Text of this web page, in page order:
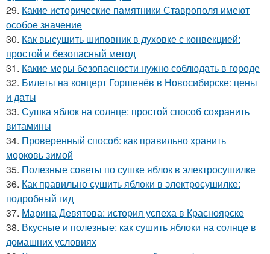
29. Какие исторические памятники Ставрополя имеют
особое значение
30. Как высушить шиповник в духовке с конвекцией:
простой и безопасный метод
31. Какие меры безопасности нужно соблюдать в городе
32. Билеты на концерт Горшенёв в Новосибирске: цены
и даты
33. Сушка яблок на солнце: простой способ сохранить
витамины
34. Проверенный способ: как правильно хранить
морковь зимой
35. Полезные советы по сушке яблок в электросушилке
36. Как правильно сушить яблоки в электросушилке:
подробный гид
37. Марина Девятова: история успеха в Красноярске
38. Вкусные и полезные: как сушить яблоки на солнце в
домашних условиях